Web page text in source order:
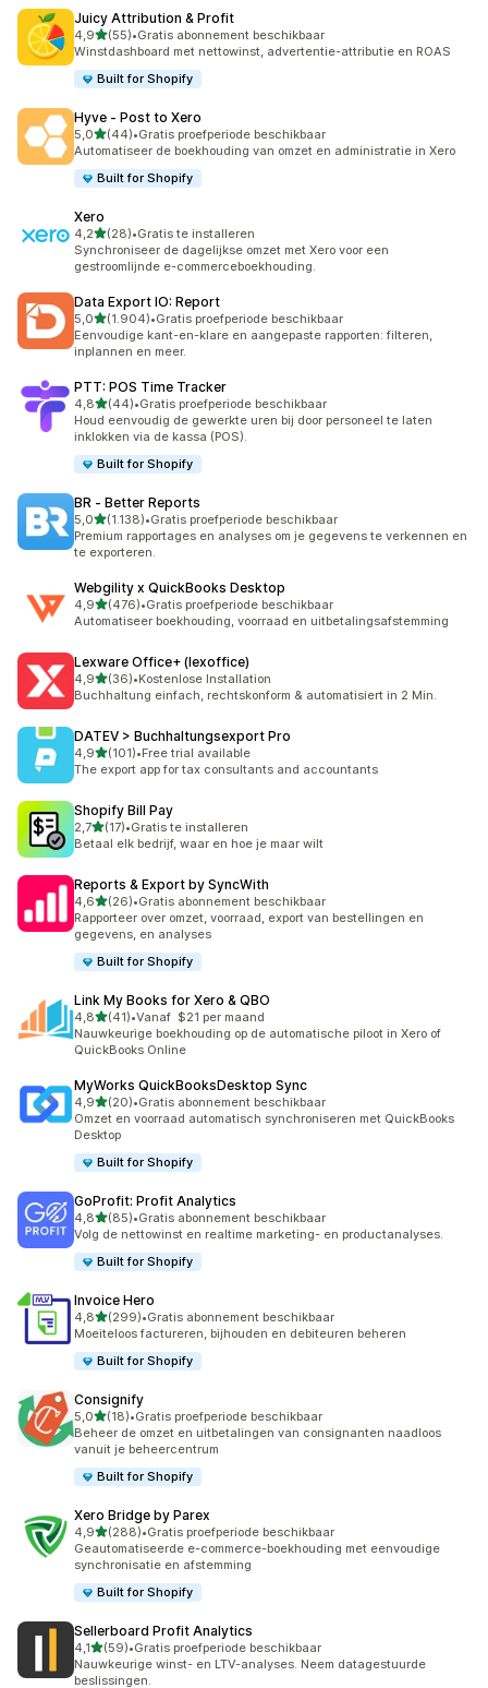
Juicy Attribution & Profit
4,9van 5 sterren
(55)
55 recensies in totaal
•Gratis abonnement beschikbaar
Winstdashboard met nettowinst, advertentie-attributie en ROAS
Built for Shopify
Hyve ‑ Post to Xero
5,0van 5 sterren
(44)
44 recensies in totaal
•Gratis proefperiode beschikbaar
Automatiseer de boekhouding van omzet en administratie in Xero
Built for Shopify
Xero
4,2van 5 sterren
(28)
28 recensies in totaal
•Gratis te installeren
Synchroniseer de dagelijkse omzet met Xero voor een
gestroomlijnde e-commerceboekhouding.
Data Export IO: Report
5,0van 5 sterren
(1.904)
1904 recensies in totaal
•Gratis proefperiode beschikbaar
Eenvoudige kant-en-klare en aangepaste rapporten: filteren,
inplannen en meer.
PTT: POS Time Tracker
4,8van 5 sterren
(44)
44 recensies in totaal
•Gratis proefperiode beschikbaar
Houd eenvoudig de gewerkte uren bij door personeel te laten
inklokken via de kassa (POS).
Built for Shopify
BR ‑ Better Reports
5,0van 5 sterren
(1.138)
1138 recensies in totaal
•Gratis proefperiode beschikbaar
Premium rapportages en analyses om je gegevens te verkennen en
te exporteren.
Webgility x QuickBooks Desktop
4,9van 5 sterren
(476)
476 recensies in totaal
•Gratis proefperiode beschikbaar
Automatiseer boekhouding, voorraad en uitbetalingsafstemming
Lexware Office+ (lexoffice)
4,9van 5 sterren
(36)
36 recensies in totaal
•Kostenlose Installation
Buchhaltung einfach, rechtskonform & automatisiert in 2 Min.
DATEV > Buchhaltungsexport Pro
4,9van 5 sterren
(101)
101 recensies in totaal
•Free trial available
The export app for tax consultants and accountants
Shopify Bill Pay
2,7van 5 sterren
(17)
17 recensies in totaal
•Gratis te installeren
Betaal elk bedrijf, waar en hoe je maar wilt
Reports & Export by SyncWith
4,6van 5 sterren
(26)
26 recensies in totaal
•Gratis abonnement beschikbaar
Rapporteer over omzet, voorraad, export van bestellingen en
gegevens, en analyses
Built for Shopify
Link My Books for Xero & QBO
4,8van 5 sterren
(41)
41 recensies in totaal
•Vanaf $21 per maand
Nauwkeurige boekhouding op de automatische piloot in Xero of
QuickBooks Online
MyWorks QuickBooksDesktop Sync
4,9van 5 sterren
(20)
20 recensies in totaal
•Gratis abonnement beschikbaar
Omzet en voorraad automatisch synchroniseren met QuickBooks
Desktop
Built for Shopify
GoProfit: Profit Analytics
4,8van 5 sterren
(85)
85 recensies in totaal
•Gratis abonnement beschikbaar
Volg de nettowinst en realtime marketing- en productanalyses.
Built for Shopify
Invoice Hero
4,8van 5 sterren
(299)
299 recensies in totaal
•Gratis abonnement beschikbaar
Moeiteloos factureren, bijhouden en debiteuren beheren
Built for Shopify
Consignify
5,0van 5 sterren
(18)
18 recensies in totaal
•Gratis proefperiode beschikbaar
Beheer de omzet en uitbetalingen van consignanten naadloos
vanuit je beheercentrum
Built for Shopify
Xero Bridge by Parex
4,9van 5 sterren
(288)
288 recensies in totaal
•Gratis proefperiode beschikbaar
Geautomatiseerde e-commerce-boekhouding met eenvoudige
synchronisatie en afstemming
Built for Shopify
Sellerboard Profit Analytics
4,1van 5 sterren
(59)
59 recensies in totaal
•Gratis proefperiode beschikbaar
Nauwkeurige winst- en LTV-analyses. Neem datagestuurde
beslissingen.